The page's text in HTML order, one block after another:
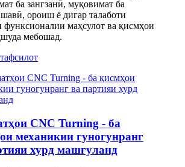
ба зангзанӣ, муқовимат ба
ороиш ё дигар талаботи
функсионалии маҳсулот ва қисмҳои
мебошад.
тафсилот
CNC Turning - ба
механикии гуногунранг
хурд машғуланд